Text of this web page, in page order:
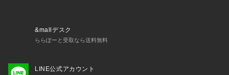
&mallデスク
ららぽーと受取なら送料無料
LINE公式アカウント